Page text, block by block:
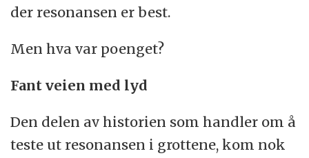
der resonansen er best.
Men hva var poenget?
Fant veien med lyd
Den delen av historien som handler om å
teste ut resonansen i grottene, kom nok